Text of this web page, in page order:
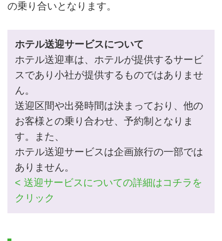
の乗り合いとなります。
ホテル送迎サービスについて
ホテル送迎車は、ホテルが提供するサービ
スであり小社が提供するものではありませ
ん。
送迎区間や出発時間は決まっており、他の
お客様との乗り合わせ、予約制となりま
す。また、
ホテル送迎サービスは企画旅行の一部では
ありません。
< 送迎サービスについての詳細はコチラを
クリック